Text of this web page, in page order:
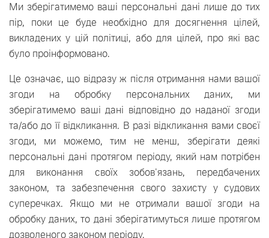
Ми зберігатимемо ваші персональні дані лише до тих
пір, поки це буде необхідно для досягнення цілей,
викладених у цій політиці, або для цілей, про які вас
було проінформовано.
Це означає, що відразу ж після отримання нами вашої
згоди на обробку персональних даних, ми
зберігатимемо ваші дані відповідно до наданої згоди
та/або до її відкликання. В разі відкликання вами своєї
згоди, ми можемо, тим не менш, зберігати деякі
персональні дані протягом періоду, який нам потрібен
для виконання своїх зобов'язань, передбачених
законом, та забезпечення свого захисту у судових
суперечках. Якщо ми не отримали вашої згоди на
обробку даних, то дані зберігатимуться лише протягом
дозволеного законом періоду.